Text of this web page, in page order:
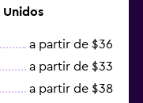
Unidos
a partir de $36
a partir de $33
a partir de $38